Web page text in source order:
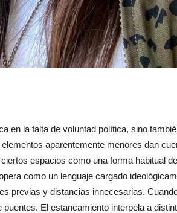
en la falta de voluntad política, sino
aparentemente menores dan
espacios como una forma habitual
como un lenguaje cargado
previas y distancias innecesarias.
El estancamiento interpela a
en San Javier
Tribunales
(VIDEO)